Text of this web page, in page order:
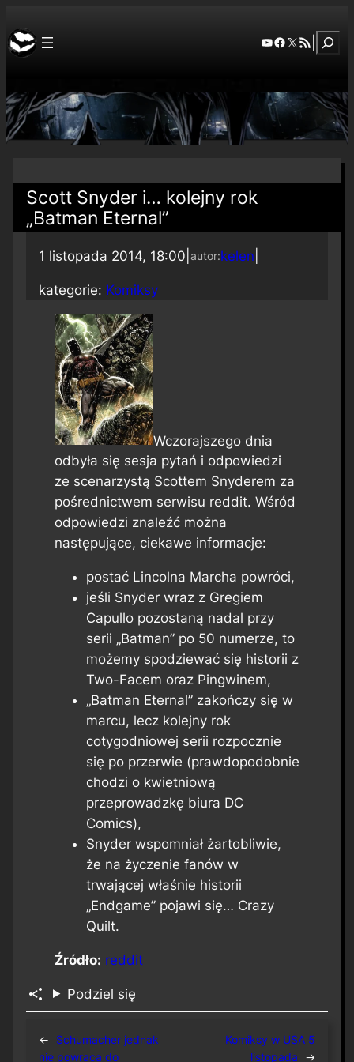
YouTube
Facebook
X RSS Feed
Scott Snyder i… kolejny rok
„Batman Eternal”
1 listopada 2014, 18:00 autor:kelen
kategorie: Komiksy
Wczorajszego dnia
odbyła się sesja pytań i odpowiedzi
ze scenarzystą Scottem Snyderem za
pośrednictwem serwisu reddit. Wśród
odpowiedzi znaleźć można
następujące, ciekawe informacje:
postać Lincolna Marcha powróci,
jeśli Snyder wraz z Gregiem
Capullo pozostaną nadal przy
serii „Batman” po 50 numerze, to
możemy spodziewać się historii z
Two-Facem oraz Pingwinem,
„Batman Eternal” zakończy się w
marcu, lecz kolejny rok
cotygodniowej serii rozpocznie
się po przerwie (prawdopodobnie
chodzi o kwietniową
przeprowadzkę biura DC
Comics),
Snyder wspomniał żartobliwie,
że na życzenie fanów w
trwającej właśnie historii
„Endgame” pojawi się… Crazy
Quilt.
Źródło: reddit
Podziel się
←
Schumacher jednak
nie powraca do
Komiksy w USA 5
listopada
→